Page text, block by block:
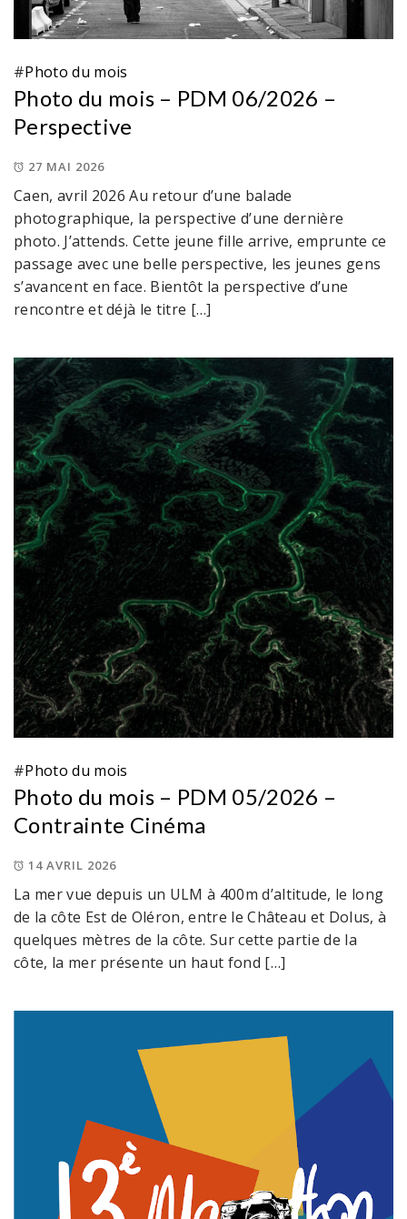
#Photo du mois
Photo du mois – PDM 06/2026 –
Perspective
27 MAI 2026
Caen, avril 2026 Au retour d’une balade
photographique, la perspective d’une dernière
photo. J’attends. Cette jeune fille arrive, emprunte ce
passage avec une belle perspective, les jeunes gens
s’avancent en face. Bientôt la perspective d’une
rencontre et déjà le titre […]
#Photo du mois
Photo du mois – PDM 05/2026 –
Contrainte Cinéma
14 AVRIL 2026
La mer vue depuis un ULM à 400m d’altitude, le long
de la côte Est de Oléron, entre le Château et Dolus, à
quelques mètres de la côte. Sur cette partie de la
côte, la mer présente un haut fond […]